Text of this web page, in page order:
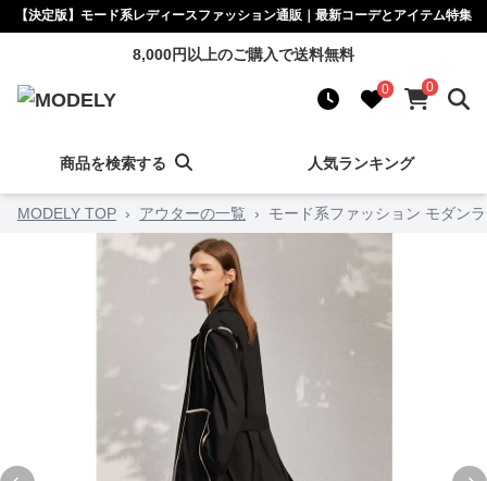
【決定版】モード系レディースファッション通販｜最新コーデとアイテム特集
8,000円以上のご購入で送料無料
0 0
商品を検索する 人気ランキング
MODELY TOP › アウターの一覧 › モード系ファッション モダン